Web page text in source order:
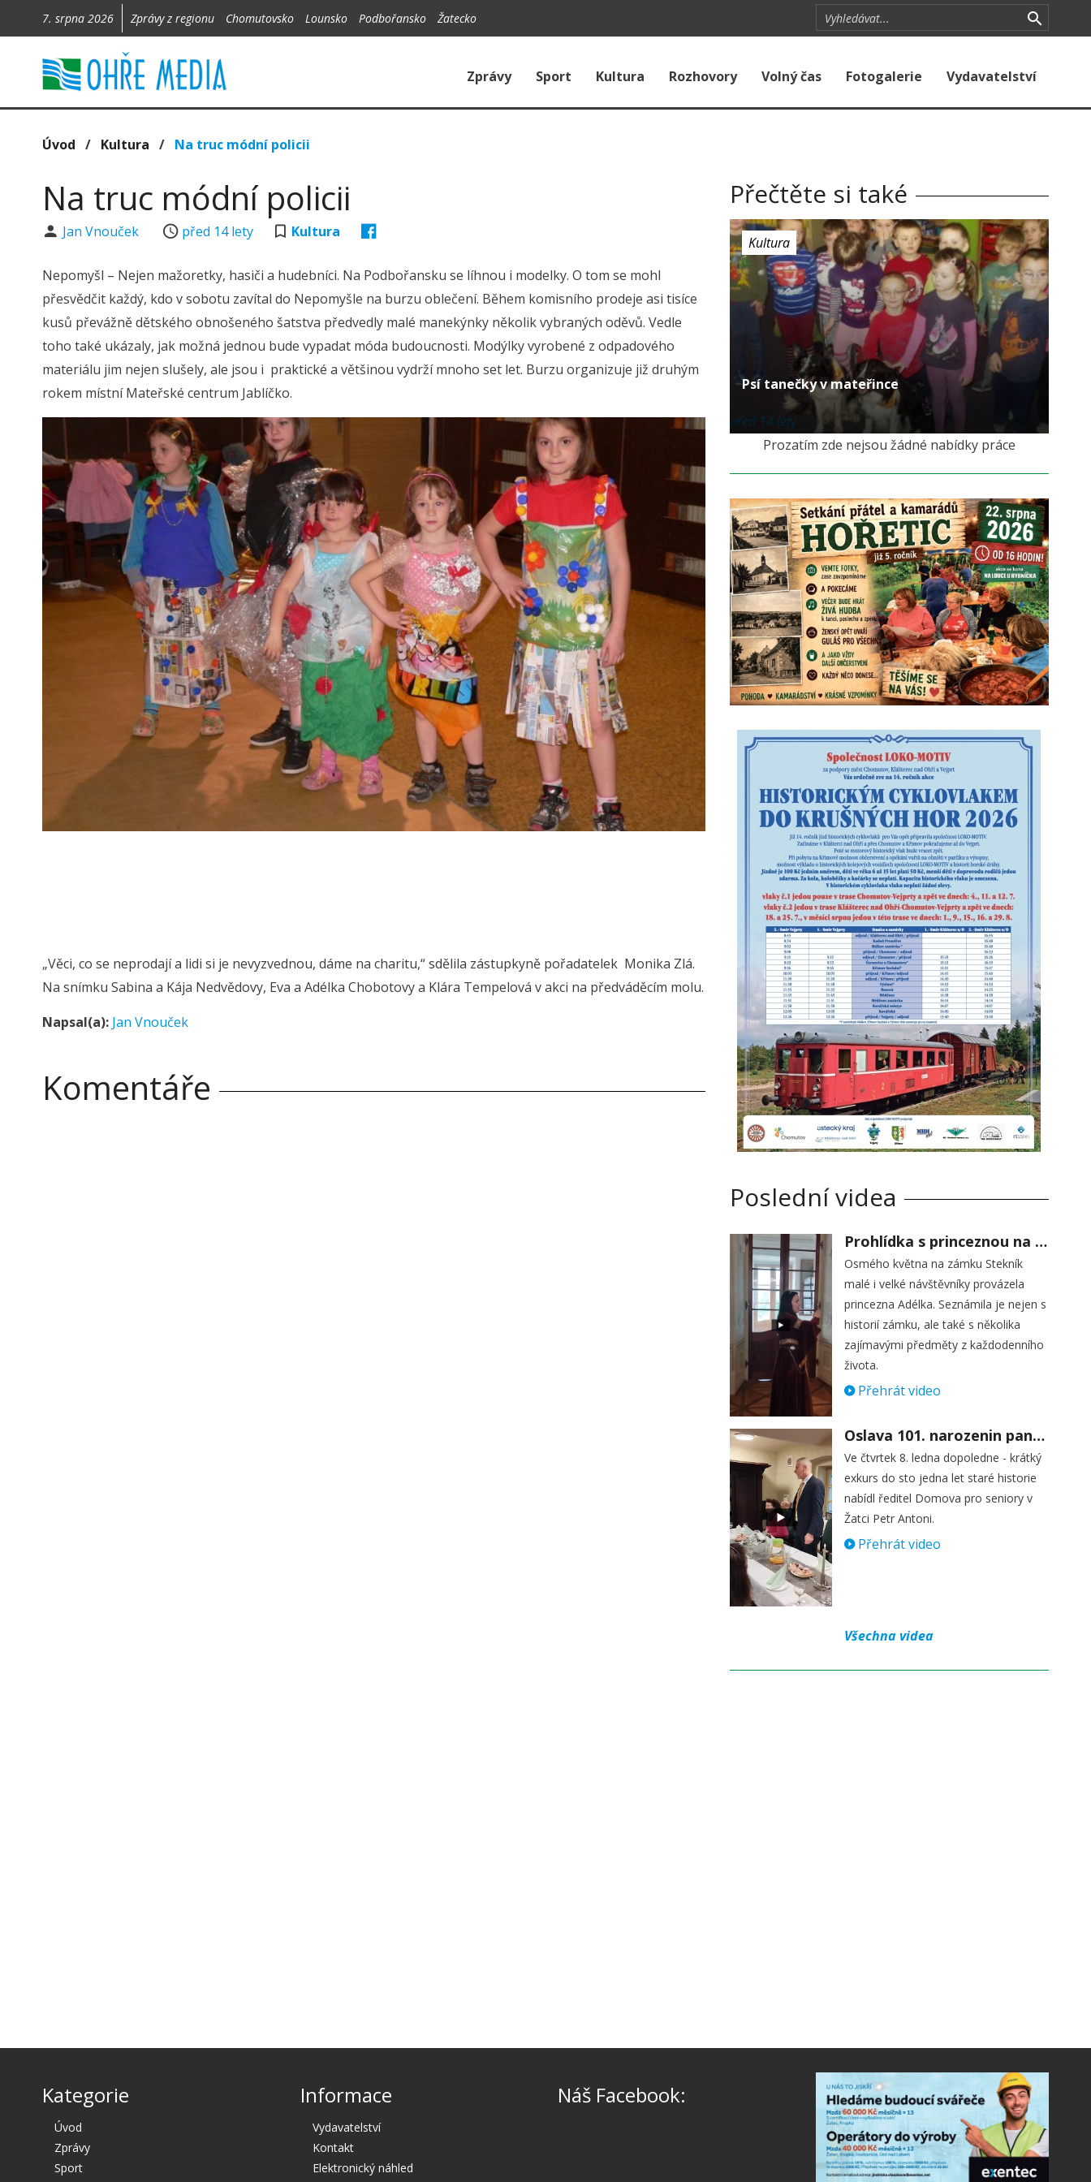
7. srpna 2026 Zprávy z regionu Chomutovsko Lounsko Podbořansko Žatecko
Zprávy Sport Kultura Rozhovory Volný čas Fotogalerie Vydavatelství
Úvod / Kultura / Na truc módní policii
Na truc módní policii
Jan Vnouček před 14 lety Kultura
Nepomyšl – Nejen mažoretky, hasiči a hudebníci. Na Podbořansku se líhnou i modelky. O tom se mohl
přesvědčit každý, kdo v sobotu zavítal do Nepomyšle na burzu oblečení. Během komisního prodeje asi tisíce
kusů převážně dětského obnošeného šatstva předvedly malé manekýnky několik vybraných oděvů. Vedle
toho také ukázaly, jak možná jednou bude vypadat móda budoucnosti. Modýlky vyrobené z odpadového
materiálu jim nejen slušely, ale jsou i praktické a většinou vydrží mnoho set let. Burzu organizuje již druhým
rokem místní Mateřské centrum Jablíčko.
„Věci, co se neprodají a lidi si je nevyzvednou, dáme na charitu,“ sdělila zástupkyně pořadatelek Monika Zlá.
Na snímku Sabina a Kája Nedvědovy, Eva a Adélka Chobotovy a Klára Tempelová v akci na předváděcím molu.
Napsal(a): Jan Vnouček
Komentáře
Přečtěte si také
Kultura
Psí tanečky v mateřince
před 14 lety
Prozatím zde nejsou žádné nabídky práce
Poslední videa
Prohlídka s princeznou na zámku Stekník
Osmého května na zámku Stekník
malé i velké návštěvníky provázela
princezna Adélka. Seznámila je nejen s
historií zámku, ale také s několika
zajímavými předměty z každodenního
života.
Přehrát video
Oslava 101. narozenin paní Věry Skořepové
Ve čtvrtek 8. ledna dopoledne - krátký
exkurs do sto jedna let staré historie
nabídl ředitel Domova pro seniory v
Žatci Petr Antoni.
Přehrát video
Všechna videa
Kategorie
Úvod
Zprávy
Sport
Informace
Vydavatelství
Kontakt
Elektronický náhled
Náš Facebook: